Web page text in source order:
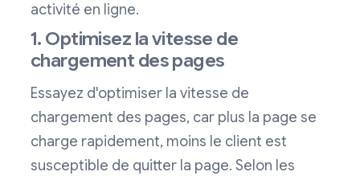
activité en ligne.
1. Optimisez la vitesse de
chargement des pages
Essayez d'optimiser la vitesse de
chargement des pages, car plus la page se
charge rapidement, moins le client est
susceptible de quitter la page. Selon les